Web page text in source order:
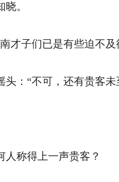
。
才子们已是有些迫不
：“不可，还有贵客未
称得上一声贵客？